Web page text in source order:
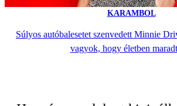
KARAMBOL
Súlyos autóbalesetet szenvedett Minnie
vagyok, hogy életben